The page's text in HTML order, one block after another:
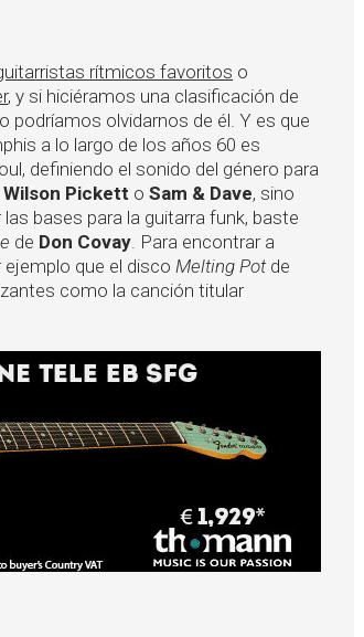
rítmicos favoritos o
, y si hiciéramos una clasificación de
olvidarnos de él. Y es que
a lo largo de los años 60 es
definiendo el sonido del género para
Wilson Pickett o Sam & Dave, sino
bases para la guitarra funk, baste
de Don Covay. Para encontrar a
que el disco Melting Pot de
como la canción titular